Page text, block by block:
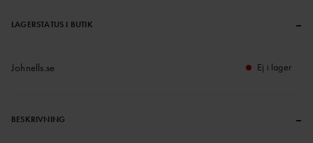
LAGERSTATUS I BUTIK –
Johnells.se Ej i lager
BESKRIVNING –